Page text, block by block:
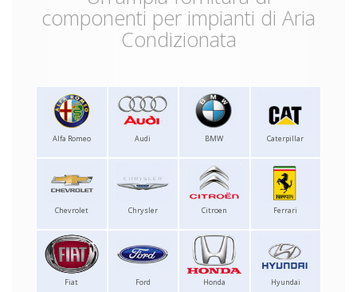
componenti per impianti di Aria
Condizionata
Alfa Romeo Audi BMW Caterpillar
Chevrolet Chrysler Citroen Ferrari
Fiat Ford Honda Hyundai